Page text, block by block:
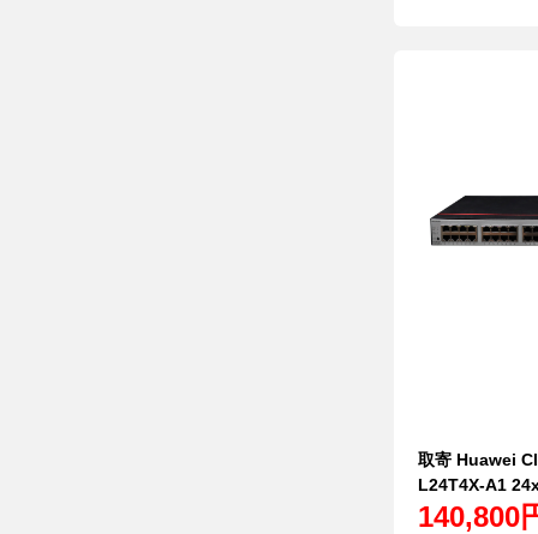
取寄 Huawei
L24T4X-A1
140,800